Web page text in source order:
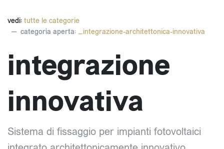
vedi: tutte le categorie
categoria aperta: _integrazione-architettonica-innovativa
integrazione
innovativa
Sistema di fissaggio per impianti fotovoltaici